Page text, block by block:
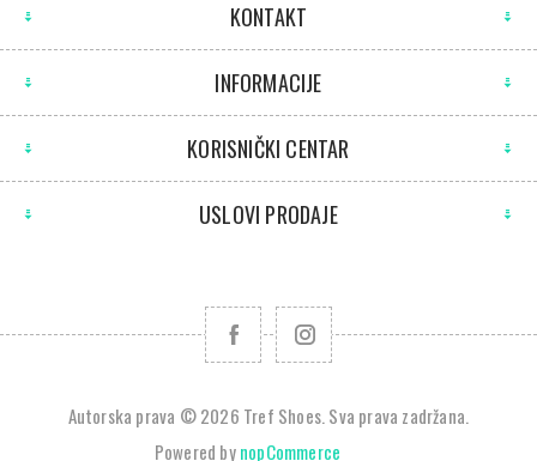
KONTAKT
INFORMACIJE
KORISNIČKI CENTAR
USLOVI PRODAJE
Autorska prava © 2026 Tref Shoes. Sva prava zadržana.
Powered bynopCommerce